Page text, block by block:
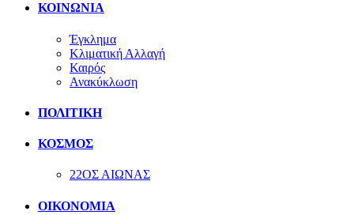
ΚΟΙΝΩΝΙΑ
Έγκλημα
Κλιματική Αλλαγή
Καιρός
Ανακύκλωση
ΠΟΛΙΤΙΚΗ
ΚΟΣΜΟΣ
22ΟΣ ΑΙΩΝΑΣ
ΟΙΚΟΝΟΜΙΑ